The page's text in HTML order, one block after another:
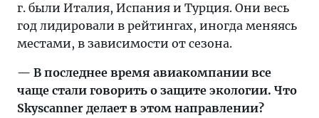
г. были Италия, Испания и Турция. Они весь
год лидировали в рейтингах, иногда меняясь
местами, в зависимости от сезона.
— В последнее время авиакомпании все
чаще стали говорить о защите экологии. Что
Skyscanner делает в этом направлении?